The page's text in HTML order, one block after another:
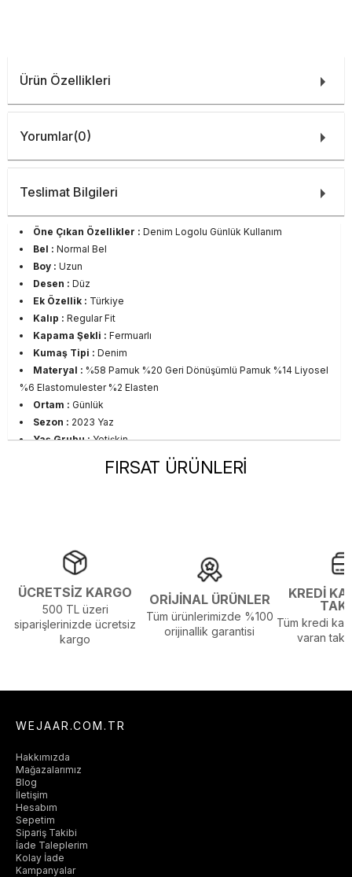
Ürün Özellikleri
Yorumlar(0)
Teslimat Bilgileri
Öne Çıkan Özellikler : Denim Logolu Günlük Kullanım
Bel : Normal Bel
Boy : Uzun
Desen : Düz
Ek Özellik : Türkiye
Kalıp : Regular Fit
Kapama Şekli : Fermuarlı
Kumaş Tipi : Denim
Materyal : %58 Pamuk %20 Geri Dönüşümlü Pamuk %14 Liyosel
%6 Elastomulester %2 Elasten
Ortam : Günlük
Sezon : 2023 Yaz
Yaş Grubu :Yetişkin
Stüdyo Çekim Ortamında Bulunan Işık ve
Gölgelenmelerden Dolayı Renk Farklılıkları Olabilir
FIRSAT ÜRÜNLERİ
ÜCRETSİZ KARGO
500 TL üzeri
siparişlerinizde ücretsiz
kargo
ORİJİNAL ÜRÜNLER
Tüm ürünlerimizde %100
orijinallik garantisi
KREDİ
Tüm kredi
varan
WEJAAR.COM.TR
Hakkımızda
Mağazalarımız
Blog
İletişim
Hesabım
Sepetim
Sipariş Takibi
İade Taleplerim
Kolay İade
Kampanyalar